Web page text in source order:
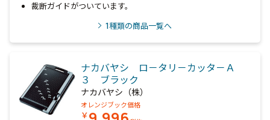
裁断ガイドがついています。
1種類の商品一覧へ
ナカバヤシ ロ－タリ－カッタ－Ａ
３ ブラック
ナカバヤシ（株）
オレンジブック価格
￥